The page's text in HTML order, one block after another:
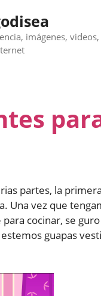
imágenes,
partes, la
Una vez que
cocinar, se
guapas